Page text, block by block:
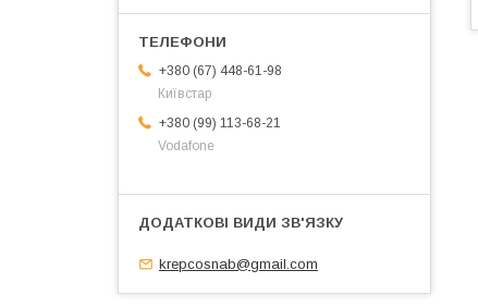
+380 (67) 448-61-98
Київстар
+380 (99) 113-68-21
Vodafone
krepcosnab@gmail.com